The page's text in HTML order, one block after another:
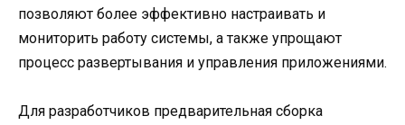
позволяют более эффективно настраивать и
мониторить работу системы, а также упрощают
процесс развертывания и управления приложениями.
Для разработчиков предварительная сборка